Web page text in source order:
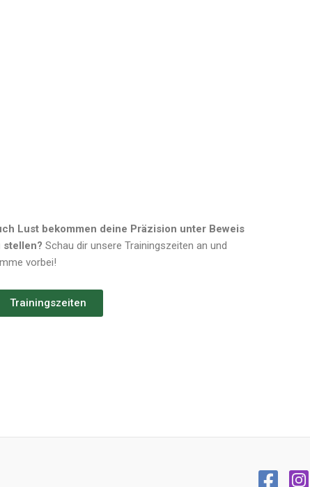
Lust bekommen deine Präzision unter Beweis
stellen? Schau dir unsere Trainingszeiten an und
vorbei!
Trainingszeiten